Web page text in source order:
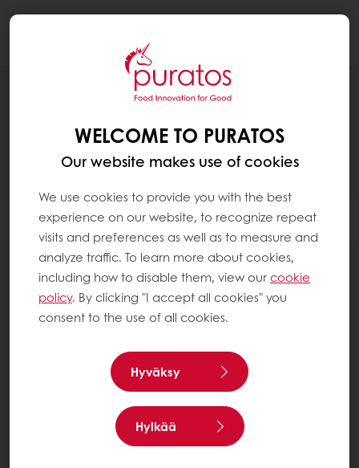
Filter
WELCOME TO PURATOS
Our website makes use of cookies
We use cookies to provide you with the best
experience on our website, to recognize repeat
visits and preferences as well as to measure and
analyze traffic. To learn more about cookies,
including how to disable them, view ourcookie
policy. By clicking "I accept all cookies" you
consent to the use of all cookies.
Hyväksy
Hylkää